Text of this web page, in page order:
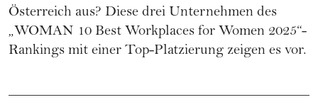
Österreich aus? Diese drei Unternehmen des
„WOMAN 10 Best Workplaces for Women 2025“-
Rankings mit einer Top-Platzierung zeigen es vor.